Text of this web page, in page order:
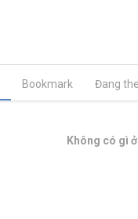
Bookmark Đang
Không có gì